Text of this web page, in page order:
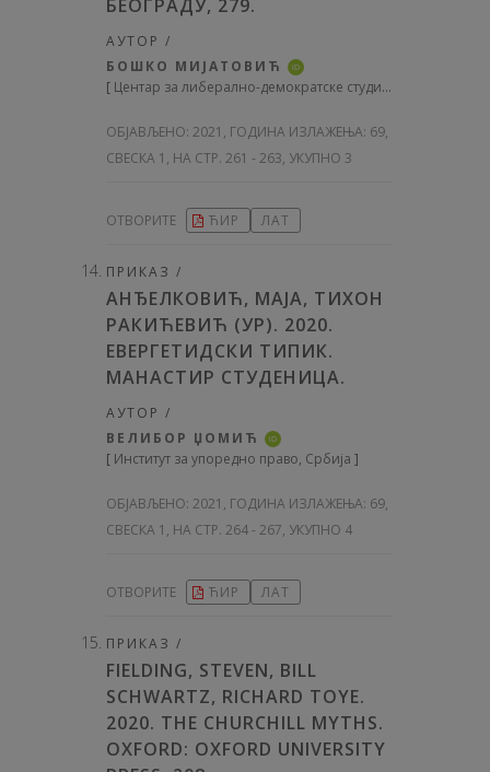
БЕОГРАДУ, 279.
АУТОР /
БОШКО МИЈАТОВИЋ
iD
[ Центар за либерално-демократске студије (ЦЛДС), Београд, Србија
ОБЈАВЉЕНО: 2021, ГОДИНА ИЗЛАЖЕЊА: 69,
СВЕСКА 1, НА СТР. 261 - 263, УКУПНО 3
ОТВОРИТЕ ЋИР ЛАТ
ПРИКАЗ /
АНЂЕЛКОВИЋ, МАЈА, ТИХОН
РАКИЋЕВИЋ (УР). 2020.
ЕВЕРГЕТИДСКИ ТИПИК.
МАНАСТИР СТУДЕНИЦА.
АУТОР /
ВЕЛИБОР ЏОМИЋ
iD
[ Институт за упоредно право, Србија ]
ОБЈАВЉЕНО: 2021, ГОДИНА ИЗЛАЖЕЊА: 69,
СВЕСКА 1, НА СТР. 264 - 267, УКУПНО 4
ОТВОРИТЕ ЋИР ЛАТ
ПРИКАЗ /
FIELDING, STEVEN, BILL
SCHWARTZ, RICHARD TOYE.
2020. THE CHURCHILL MYTHS.
OXFORD: OXFORD UNIVERSITY